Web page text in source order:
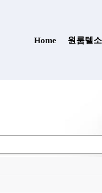
Home(current)
원룸텔